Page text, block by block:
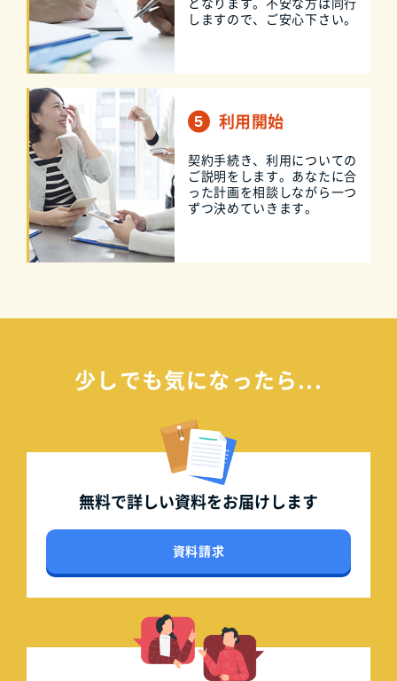
しますので、ご安心下さい。
利用開始
契約手続き、利用についての
ご説明をします。あなたに合
った計画を相談しながら一つ
ずつ決めていきます。
少しでも気になったら...
無料で詳しい資料をお届けします
資料請求